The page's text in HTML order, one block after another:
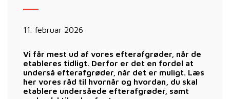
11. februar 2026
Vi får mest ud af vores efterafgrøder, når de
etableres tidligt. Derfor er det en fordel at
underså efterafgrøder, når det er muligt. Læs
her vores råd til hvornår og hvordan, du skal
etablere undersåede efterafgrøder, samt